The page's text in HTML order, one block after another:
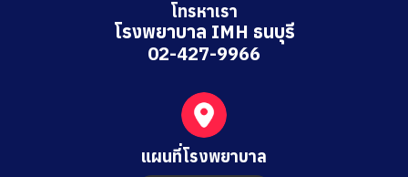
โทรหาเรา
โรงพยาบาล IMH ธนบุรี
02-427-9966
แผนที่โรงพยาบาล